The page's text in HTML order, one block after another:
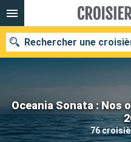
Oceania Sonata : Nos
76
Rechercher une
Nos destinations
Mois de départ